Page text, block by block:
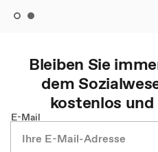
Bleiben Sie
dem
kostenlos
E-Mail